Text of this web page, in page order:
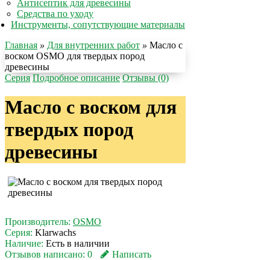
Антисептик для древесины
Средства по уходу
Инструменты, сопутствующие материалы
Главная » Для внутренних работ » Масло с
воском OSMO для твердых пород
древесины
Серия Подробное описание Отзывы (0)
Масло с воском для
твердых пород
древесины
Производитель: OSMO
Серия: Klarwachs
Наличие: Есть в наличии
Отзывов написано: 0 Написать